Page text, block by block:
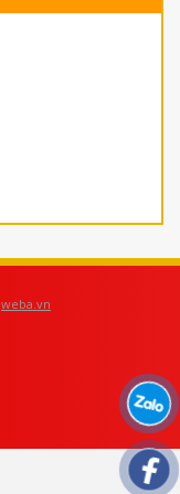
weba.vn